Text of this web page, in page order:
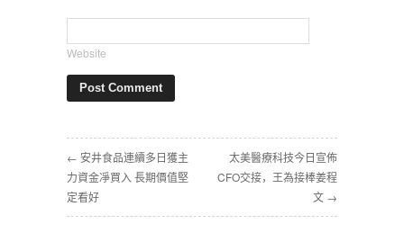
Website
← 安井食品連續多日獲主
力資金凈買入 長期價值堅
定看好
太美醫療科技今日宣佈
CFO交接，王為接棒姜程
文 →